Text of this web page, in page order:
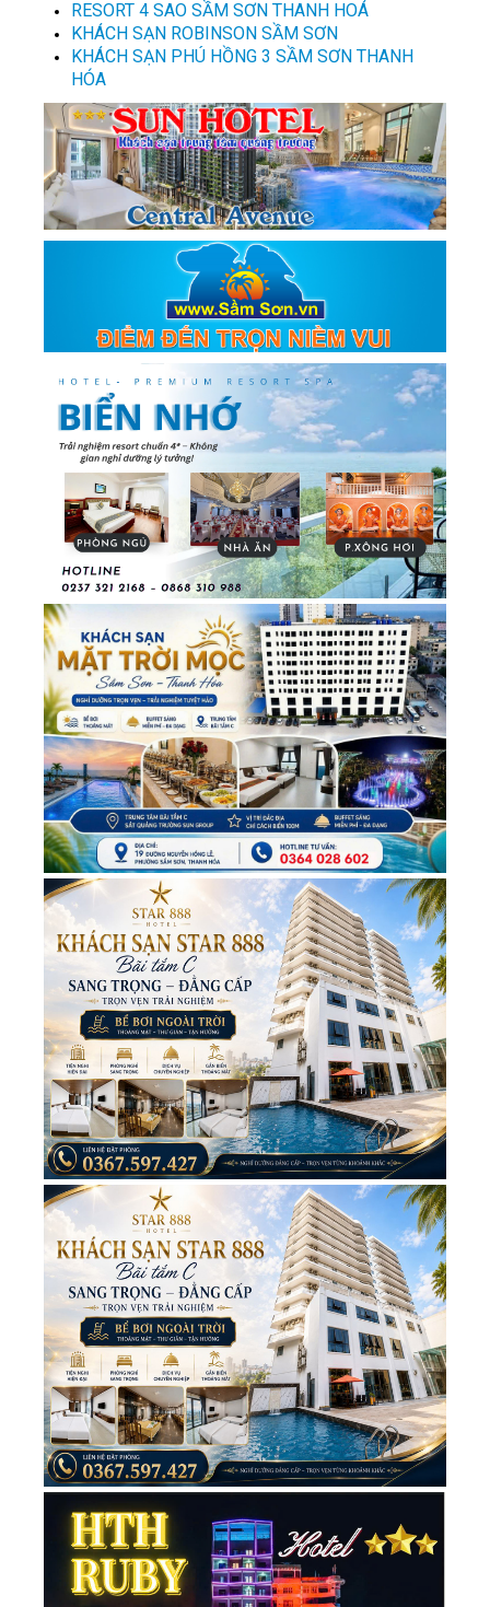
RESORT 4 SAO SẦM SƠN THANH HOÁ
KHÁCH SẠN ROBINSON SẦM SƠN
KHÁCH SẠN PHÚ HỒNG 3 SẦM SƠN THANH
HÓA